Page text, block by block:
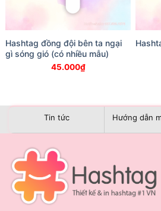
Hashtag đồng đội bên ta ngại
gì sóng gió (có nhiều mẫu)
45.000₫
Tin tức Hướng dẫn